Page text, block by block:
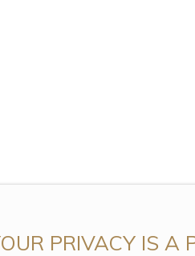
PRIVACY IS A